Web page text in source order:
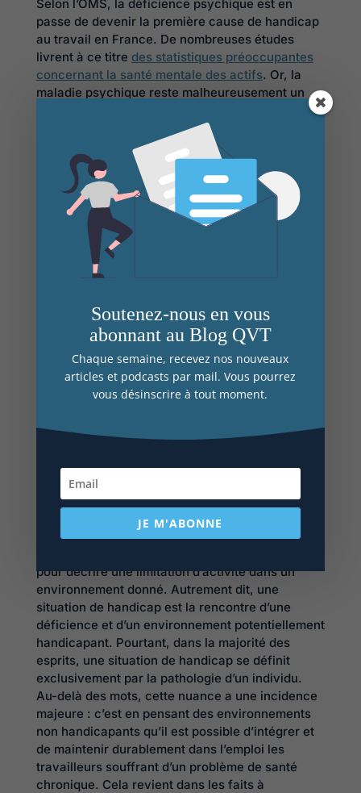
Selon l’OMS, la déficience psychique est en
passe de devenir la première cause de handicap
au travail en France. De nombreuses études
livrent à ce titre des statistiques préoccupantes
concernant la santé mentale des actifs. Or, la
maladie psychique reste malheureusement un
d’accompagnement et de maintien dans l’emploi
sont balbutiantes. Par ailleurs, le vieillissement
de la population et l’évolution des
environnements de travail sont à l’origine de
pathologies multifactorielles de plus en plus
complexes. Les
troubles musculosquelettique
ou les maladies invalidantes en sont des
exemples. Ces pathologies restent difficiles à
appréhender car elles génèrent des contraintes
(fatigabilités, douleurs chroniques, troubles
cognitifs, etc.). Développer de meilleurs
pratiques, c’est aussi prendre la mesure de cette
réalité. Se limiter aux actions de sensibilisation
stéréotypées sur le handicap (initiation à la LSF,
parcours en chaise roulante, etc.) est insuffisant.
pratiques à ces pathologies plus complexes
ordinaire.
Revenir à la définition originelle
du handicap
pour décrire une limitation d’activité dans un
environnement donné. Autrement dit, une
situation de handicap est la rencontre d’une
déficience et d’un environnement potentiellement
handicapant. Pourtant, dans la majorité des
esprits, une situation de handicap se définit
exclusivement par la pathologie d’un individu.
Au-delà des mots, cette nuance a une incidence
majeure : c’est en pensant des environnements
non handicapants qu’il est possible d’intégrer et
de maintenir durablement dans l’emploi les
travailleurs souffrant d’un problème de santé
chronique. Cela revient dans les faits à
Soutenez-nous en vous
abonnant au Blog QVT
Chaque semaine, recevez nos nouveaux
articles et podcasts par mail. Vous pourrez
vous désinscrire à tout moment.
JE M'ABONNE